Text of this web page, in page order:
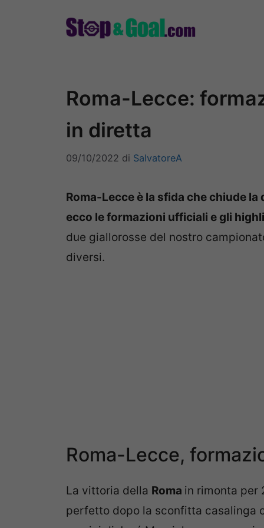
Roma-Lecce:
in diretta
09/10/2022 di SalvatoreA
Roma-Lecce è la sfida che chiude
ecco le formazioni ufficiali e gli
due giallorosse del nostro
diversi.
Roma-Lecce,
La vittoria della Roma in rimonta per
perfetto dopo la sconfitta casalinga